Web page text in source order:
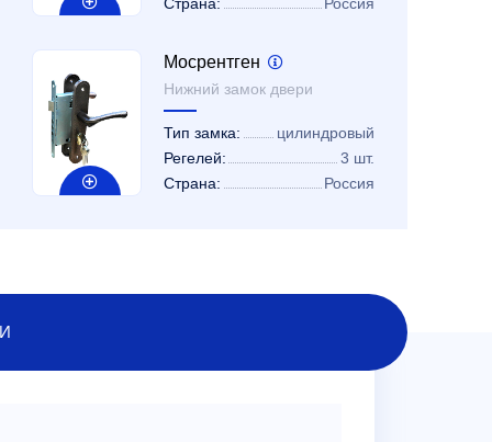
Мосрентген
Нижний замок двери
Тип замка:
цилиндровый
Регелей:
3 шт.
Страна:
Россия